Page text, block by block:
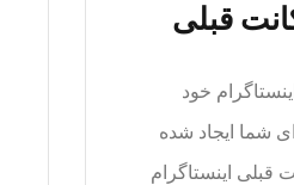
قبلی
خود
شما ایجاد شده
قبلی اینستاگرام